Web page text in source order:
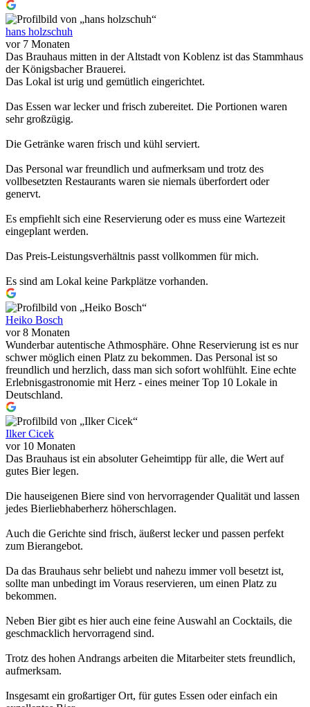
hans holzschuh
vor 7 Monaten
Das Brauhaus mitten in der Altstadt von Koblenz ist das Stammhaus
der Königsbacher Brauerei.
Das Lokal ist urig und gemütlich eingerichtet.
Das Essen war lecker und frisch zubereitet. Die Portionen waren
sehr großzügig.
Die Getränke waren frisch und kühl serviert.
Das Personal war freundlich und aufmerksam und trotz des
vollbesetzten Restaurants waren sie niemals überfordert oder
genervt.
Es empfiehlt sich eine Reservierung oder es muss eine Wartezeit
eingeplant werden.
Das Preis-Leistungsverhältnis passt vollkommen für mich.
Es sind am Lokal keine Parkplätze vorhanden.
Heiko Bosch
vor 8 Monaten
Wunderbar autentische Athmosphäre. Ohne Reservierung ist es nur
schwer möglich einen Platz zu bekommen. Das Personal ist so
freundlich und herzlich, dass man sich sofort wohlfühlt. Eine echte
Erlebnisgastronomie mit Herz - eines meiner Top 10 Lokale in
Deutschland.
Ilker Cicek
vor 10 Monaten
Das Brauhaus ist ein absoluter Geheimtipp für alle, die Wert auf
gutes Bier legen.
Die hauseigenen Biere sind von hervorragender Qualität und lassen
jedes Bierliebhaberherz höherschlagen.
Auch die Gerichte sind frisch, äußerst lecker und passen perfekt
zum Bierangebot.
Da das Brauhaus sehr beliebt und nahezu immer voll besetzt ist,
sollte man unbedingt im Voraus reservieren, um einen Platz zu
bekommen.
Neben Bier gibt es hier auch eine feine Auswahl an Cocktails, die
geschmacklich hervorragend sind.
Trotz des hohen Andrangs arbeiten die Mitarbeiter stets freundlich,
aufmerksam.
Insgesamt ein großartiger Ort, für gutes Essen oder einfach ein